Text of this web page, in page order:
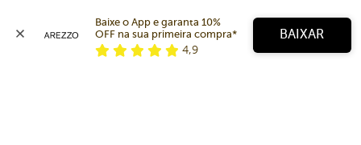
Baixe o App e garanta 10%
OFF na sua primeira compra*
4,9
BAIXAR